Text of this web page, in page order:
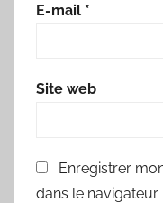
E-mail *
Site web
Enregistrer
dans le